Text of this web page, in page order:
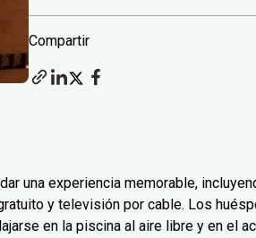
Compartir
una experiencia memorable,
y televisión por cable. Los
en la piscina al aire libre y en el